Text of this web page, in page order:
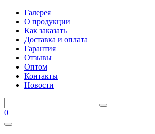
Галерея
О продукции
Как заказать
Доставка и оплата
Гарантия
Отзывы
Оптом
Контакты
Новости
0